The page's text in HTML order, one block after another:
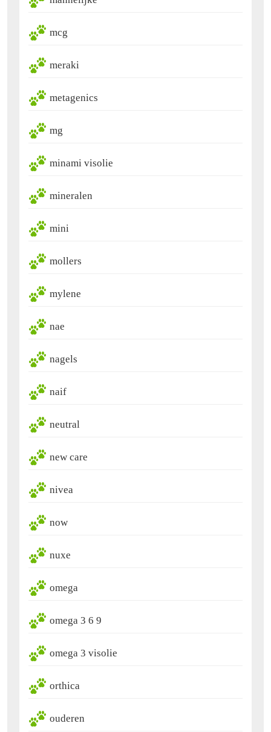
mcg
meraki
metagenics
mg
minami visolie
mineralen
mini
mollers
mylene
nae
nagels
naif
neutral
new care
nivea
now
nuxe
omega
omega 3 6 9
omega 3 visolie
orthica
ouderen